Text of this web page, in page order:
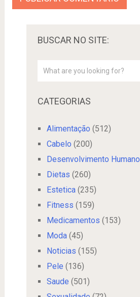
BUSCAR NO SITE:
CATEGORIAS
Alimentação (512)
Cabelo (200)
Desenvolvimento Humano
Dietas (260)
Estetica(235)
Fitness (159)
Medicamentos (153)
Moda(45)
Noticias (155)
Pele (136)
Saude (501)